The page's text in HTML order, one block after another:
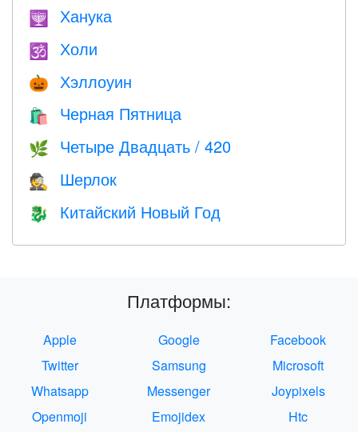
🕎 Ханука
🕉 Холи
🎃 Хэллоуин
🛍 Черная Пятница
🌿 Четыре Двадцать / 420
🕵️ Шерлок
🐉 Китайский Новый Год
Платформы:
Apple Google
Facebook
Twitter
Samsung
Microsoft
Whatsapp
Messenger
Joypixels
Openmoji
Emojidex
Htc